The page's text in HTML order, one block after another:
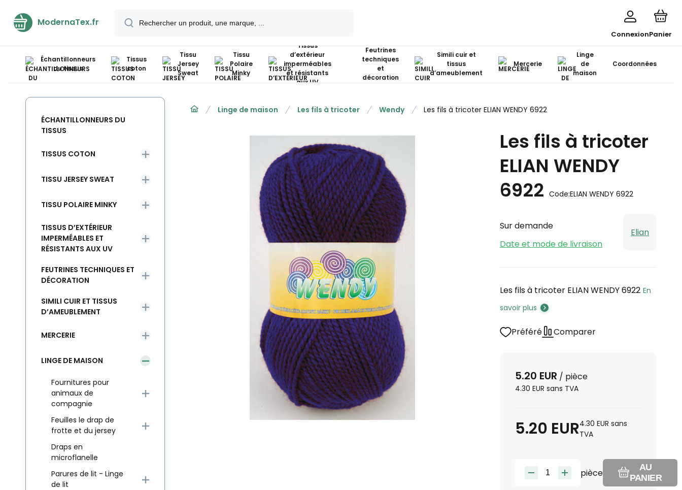
ModernaTex.fr
ConnexionPanier
Échantillonneurs
du tissus
Tissus
coton
Tissu
Jersey
Sweat
Tissu
Polaire
Minky
Tissus
d’extérieur
imperméables
et résistants
aux UV
Feutrines
techniques
et
décoration
Simili cuir et
tissus
d’ameublement
Mercerie
Linge
de
maison
Coordonnées
Linge de maison Les fils à tricoter Wendy Les fils à tricoter ELIAN WENDY 6922
Les fils à tricoter
ELIAN WENDY
6922 Code:ELIAN WENDY 6922
Sur demande
Date et mode de livraison
Elian
Les fils à tricoter ELIAN WENDY 6922 En
savoir plus
Préféré Comparer
5.20 EUR / pièce
4.30 EUR sans TVA
5.20 EUR4.30 EUR sans
TVA
pièce
AU
PANIER
ÉCHANTILLONNEURS DU
TISSUS
TISSUS COTON
TISSU JERSEY SWEAT
TISSU POLAIRE MINKY
TISSUS D’EXTÉRIEUR
IMPERMÉABLES ET
RÉSISTANTS AUX UV
FEUTRINES TECHNIQUES ET
DÉCORATION
SIMILI CUIR ET TISSUS
D’AMEUBLEMENT
MERCERIE
LINGE DE MAISON
Fournitures pour
animaux de
compagnie
Feuilles le drap de
frotte et du jersey
Draps en
microflanelle
Parures de lit - Linge
de lit